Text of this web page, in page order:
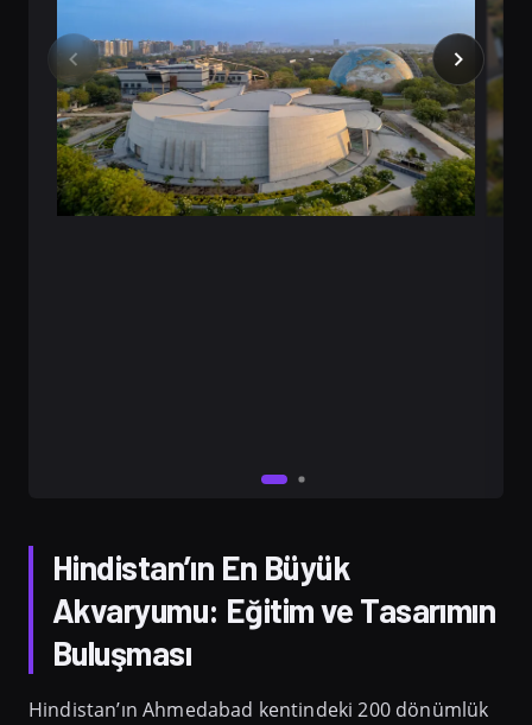
Hindistan’ın En Büyük
Akvaryumu: Eğitim ve Tasarımın
Buluşması
Hindistan’ın Ahmedabad kentindeki 200 dönümlük